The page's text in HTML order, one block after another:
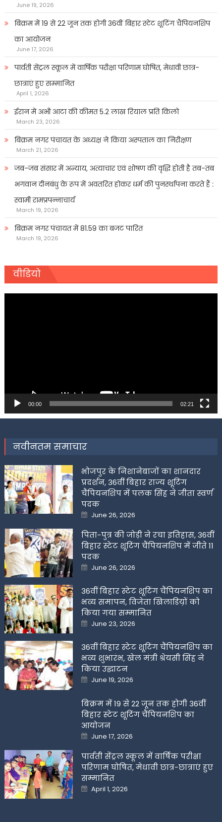
June 19, 2026
बिक्रम में 19 से 22 जून तक होगी 36वीं बिहार स्टेट शूटिंग चैंपियनशिप
का आयोजन
June 17, 2026
पार्वती सेंट्रल स्कूल में वार्षिक परीक्षा परिणाम घोषित, मेधावी छात्र-
छात्राएं हुए सम्मानित
April 1, 2026
ईरान में अभी आटा की कीमत 5.2 लाख रियाल प्रति किलो
March 23, 2026
बिक्रम नगर पंचायत के अध्यक्ष ने किया अस्पताल का निरीक्षण
March 21, 2026
जब-जब संसार में अन्याय, अत्याचार एवं शोषण की वृद्धि होती है तब-तब
भगवान दीनबंधु के रूप में अवतरित होकर धर्म की पुनर्स्थापना करते हैं :
स्वामी रामप्रपन्नाचार्य
March 19, 2026
बिक्रम नगर पंचायत में 81.59 का बजट पारित
March 19, 2026
वीडियो
00:00 02:21
नवीनतम समाचार
भोजपुर के निशानेबाजों का शानदार
प्रदर्शन, 36वीं बिहार राज्य शूटिंग
चैंपियनशिप में पलक सिंह ने जीता स्वर्ण
पदक
Posted
on
June 26, 2026
पिता-पुत्र की जोड़ी ने रचा इतिहास, 36वीं
बिहार स्टेट शूटिंग चैंपियनशिप में जीते 11
पदक
Posted
on
June 26, 2026
36वीं बिहार स्टेट शूटिंग चैंपियनशिप का
भव्य समापन, विजेता खिलाडिय़ों को
किया गया सम्मानित
Posted
on
June 23, 2026
36वीं बिहार स्टेट शूटिंग चैंपियनशिप का
भव्य शुभारंभ, खेल मंत्री श्रेयसी सिंह ने
किया उद्घाटन
Posted
on
June 19, 2026
बिक्रम में 19 से 22 जून तक होगी 36वीं
बिहार स्टेट शूटिंग चैंपियनशिप का
आयोजन
Posted
on
June 17, 2026
पार्वती सेंट्रल स्कूल में वार्षिक परीक्षा
परिणाम घोषित, मेधावी छात्र-छात्राएं हुए
सम्मानित
Posted
on
April 1, 2026